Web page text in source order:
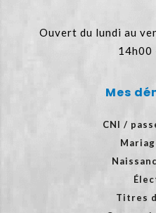
Ouvert du lundi au
14h00
Mes
CNI /
Titres